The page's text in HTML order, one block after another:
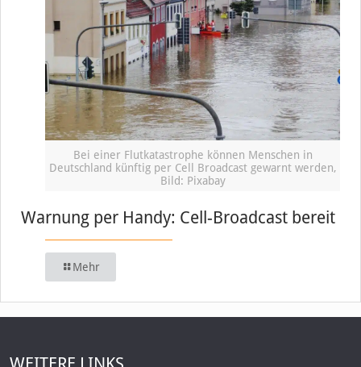
Bei einer Flutkatastrophe können Menschen in
Deutschland künftig per Cell Broadcast gewarnt werden,
Bild: Pixabay
Warnung per Handy: Cell-Broadcast bereit
Mehr
WEITERE LINKS